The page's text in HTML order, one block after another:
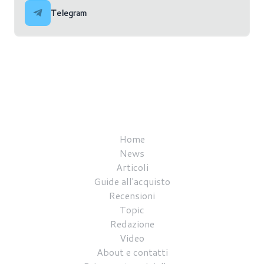
Telegram
Home
News
Articoli
Guide all'acquisto
Recensioni
Topic
Redazione
Video
About e contatti